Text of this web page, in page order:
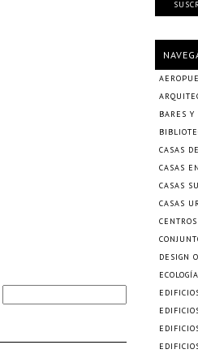
BARES Y
CASAS
CASAS
CASAS
CASAS
DESIGN